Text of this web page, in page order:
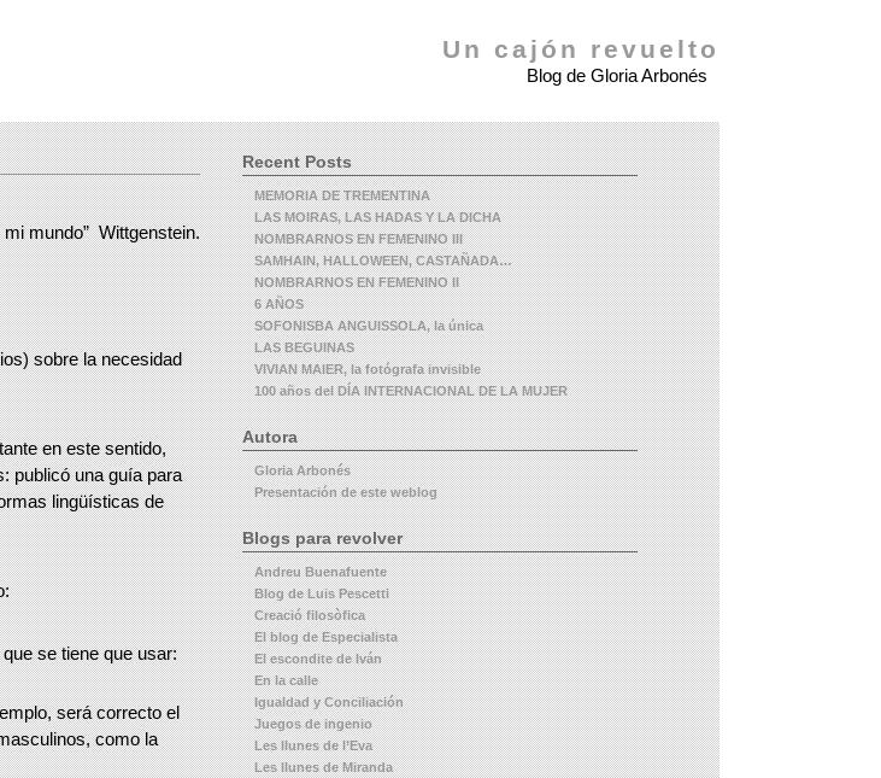
Un cajón revuelto
Blog de Gloria Arbonés
mundo” Wittgenstein.
sobre la necesidad
en este sentido,
publicó una guía para
lingüísticas de
se tiene que usar:
será correcto el
como la
Recent Posts
MEMORIA DE TREMENTINA
LAS MOIRAS, LAS HADAS Y LA DICHA
NOMBRARNOS EN FEMENINO III
SAMHAIN, HALLOWEEN, CASTAÑADA…
NOMBRARNOS EN FEMENINO II
6 AÑOS
SOFONISBA ANGUISSOLA, la única
LAS BEGUINAS
VIVIAN MAIER, la fotógrafa invisible
100 años del DÍA INTERNACIONAL DE LA MUJER
Autora
Gloria Arbonés
Presentación de este weblog
Blogs para revolver
Andreu Buenafuente
Blog de Luis Pescetti
Creació filosòfica
El blog de Especialista
El escondite de Iván
En la calle
Igualdad y Conciliación
Juegos de ingenio
Les llunes de l’Eva
Les llunes de Miranda